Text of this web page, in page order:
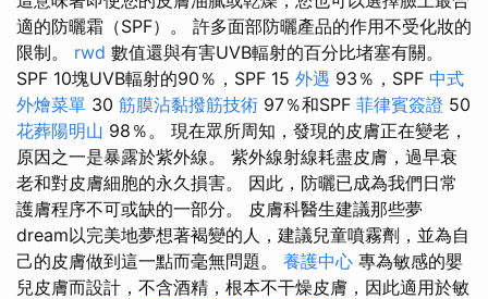
適的防曬霜（SPF）。 許多面部防曬產品的作用不受化妝的
限制。 rwd 數值還與有害UVB輻射的百分比堵塞有關。
SPF 10塊UVB輻射的90％，SPF 15 外遇 93％，SPF 中式
外燴菜單 30 筋膜沾黏撥筋技術 97％和SPF 菲律賓簽證 50
花葬陽明山 98％。 現在眾所周知，發現的皮膚正在變老，
原因之一是暴露於紫外線。 紫外線射線耗盡皮膚，過早衰
老和對皮膚細胞的永久損害。 因此，防曬已成為我們日常
護膚程序不可或缺的一部分。 皮膚科醫生建議那些夢
dream以完美地夢想著褐變的人，建議兒童噴霧劑，並為自
己的皮膚做到這一點而毫無問題。 養護中心 專為敏感的嬰
兒皮膚而設計，不含酒精，根本不干燥皮膚，因此適用於敏